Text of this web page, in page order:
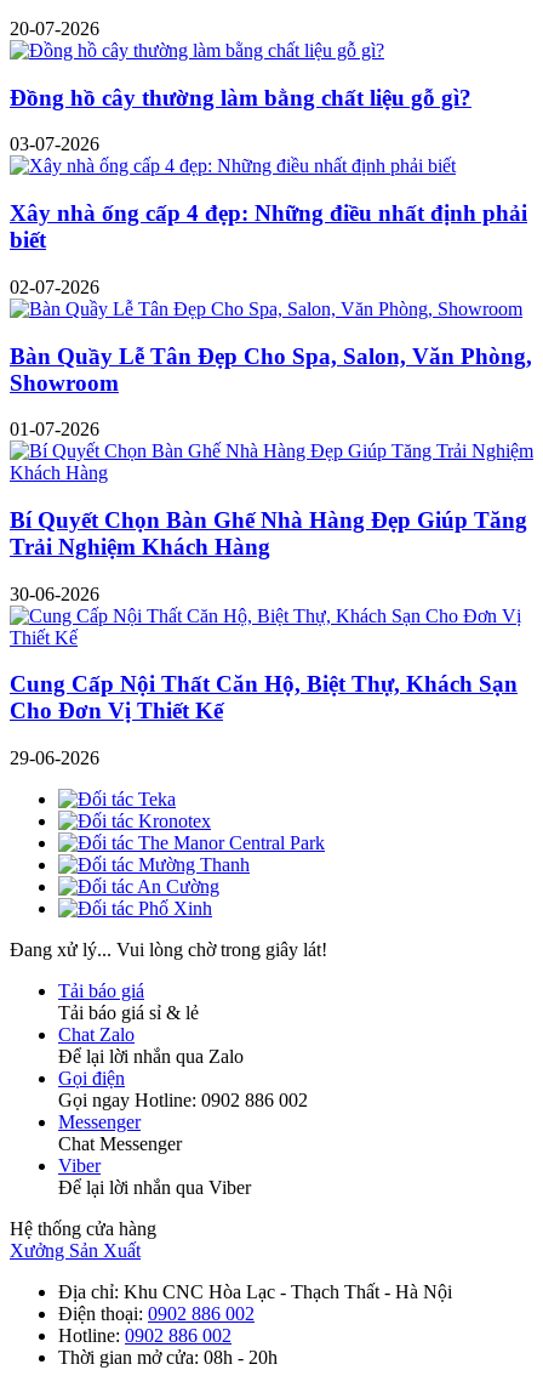
20-07-2026
Đồng hồ cây thường làm bằng chất liệu gỗ gì?
03-07-2026
Xây nhà ống cấp 4 đẹp: Những điều nhất định phải
biết
02-07-2026
Bàn Quầy Lễ Tân Đẹp Cho Spa, Salon, Văn Phòng,
Showroom
01-07-2026
Bí Quyết Chọn Bàn Ghế Nhà Hàng Đẹp Giúp Tăng
Trải Nghiệm Khách Hàng
30-06-2026
Cung Cấp Nội Thất Căn Hộ, Biệt Thự, Khách Sạn
Cho Đơn Vị Thiết Kế
29-06-2026
Đang xử lý... Vui lòng chờ trong giây lát!
Tải báo giá
Tải báo giá sỉ & lẻ
Chat Zalo
Để lại lời nhắn qua Zalo
Gọi điện
Gọi ngay Hotline: 0902 886 002
Messenger
Chat Messenger
Viber
Để lại lời nhắn qua Viber
Hệ thống cửa hàng
Xưởng Sản Xuất
Địa chỉ: Khu CNC Hòa Lạc - Thạch Thất - Hà Nội
Điện thoại: 0902 886 002
Hotline: 0902 886 002
Thời gian mở cửa: 08h - 20h